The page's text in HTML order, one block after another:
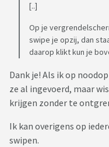
[..]
Op je
swipe je opzij, dan
daarop klikt kun je
Dank je! Als ik op
ze al ingevoerd, maar
krijgen zonder te
Ik kan overigens op
swipen.